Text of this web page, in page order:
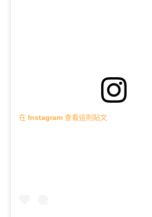
在 Instagram 查看這則貼文